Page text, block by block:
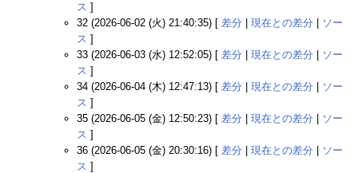
ス ]
32 (2026-06-02 (火) 21:40:35) [ 差分 現在との差分
ソー
ス ]
33 (2026-06-03 (水) 12:52:05) [ 差分 現在との差分
ソー
ス ]
34 (2026-06-04 (木) 12:47:13) [ 差分 現在との差分
ソー
ス ]
35 (2026-06-05 (金) 12:50:23) [ 差分 現在との差分
ソー
ス ]
36 (2026-06-05 (金) 20:30:16) [ 差分 現在との差分
ソー
ス ]